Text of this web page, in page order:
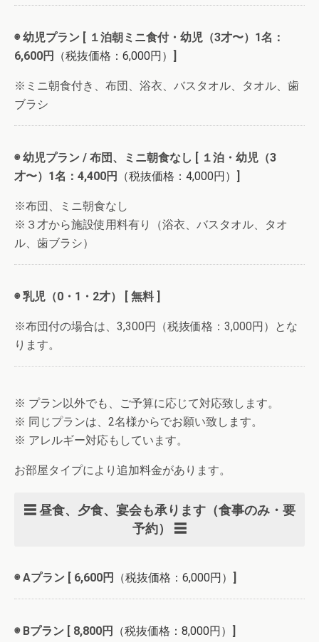
◉ 幼児プラン [ １泊朝ミニ食付・幼児（3才〜）1名：
6,600円
（税抜価格：6,000円）
※ミニ朝食付き、布団、浴衣、バスタオル、タオル、歯
ブラシ
◉ 幼児プラン / 布団、ミニ朝食なし [ １泊・幼児（3
才〜）1名：4,400円
（税抜価格：4,000円）
※布団、ミニ朝食なし
※３才から施設使用料有り（浴衣、バスタオル、タオ
ル、歯ブラシ）
◉ 乳児（0・1・2才） [ 無料 ]
※布団付の場合は、3,300円（税抜価格：3,000円）とな
ります。
※ プラン以外でも、ご予算に応じて対応致します。
※ 同じプランは、2名様からでお願い致します。
※ アレルギー対応もしています。
お部屋タイプにより追加料金があります。
☰ 昼食、夕食、宴会も承ります（食事のみ・要
予約） ☰
◉ Aプラン [ 6,600円 （税抜価格：6,000円） ]
◉ Bプラン [ 8,800円 （税抜価格：8,000円） ]